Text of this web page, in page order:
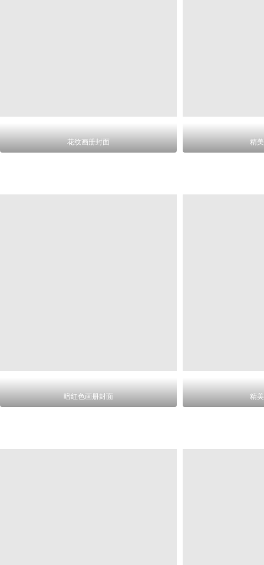
花纹画册封面 精
暗红色画册封面 精